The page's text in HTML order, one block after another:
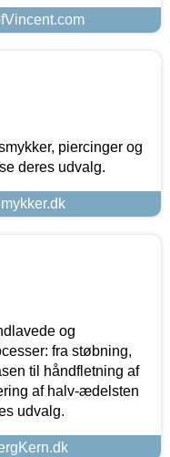
piercinger og
deres udvalg.
og
fra støbning,
til håndfletning af
af halv-ædelsten
udvalg.